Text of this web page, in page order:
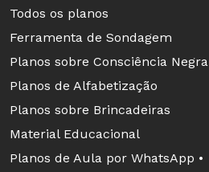
Todos os planos
Ferramenta de Sondagem
Planos sobre Consciência Negra
Planos de Alfabetização
Planos sobre Brincadeiras
Material Educacional
Planos de Aula por WhatsApp •